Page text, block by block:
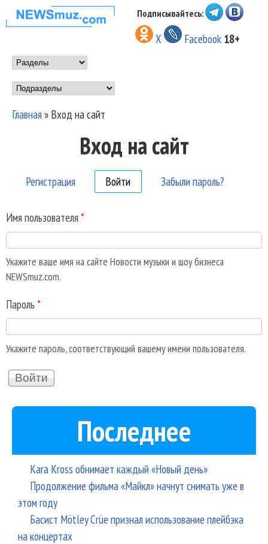
Перейти к основному
содержанию
НОВОСТИ
МУЗЫКИ И
ШОУ БИЗНЕСА
NEWSMUZ.COM
Подписывайтесь:
X Facebook 18+
Main menu
Подразделы
Вы здесь
Главная» Вход на сайт
Вход на сайт
Регистрация Войти (активная вкладка)
Забыли пароль?
Имя пользователя *
Укажите ваше имя на сайте Новости музыки и шоу бизнеса
NEWSmuz.com.
Пароль *
Укажите пароль, соответствующий вашему имени пользователя.
Последнее
Kara Kross обнимает каждый «Новый день»
Продолжение фильма «Майкл» начнут снимать уже в
этом году
Басист Mötley Crüe признал использование плейбэка
на концертах